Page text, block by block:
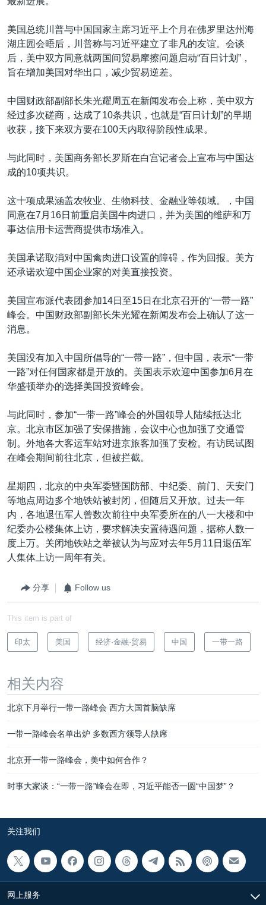
关注西藏
关注新疆
GEN Z 看美国
美国总统川普与中国国家主席习近平上个月在佛罗里达州海
湖庄园会晤后，川普称与习近平建立了非凡的友谊。会谈
后，美中双方同意就两国间贸易摩擦问题启动“百日计划”，
旨在增加美国对华出口，减少贸易逆差。
中国财政部副部长朱光耀周五在新闻发布会上称，美中双方
经过多次磋商，达成了10条共识，也就是“百日计划”的早期
收获，接下来双方要在100天内取得阶段性成果。
与此同时，美国商务部长罗斯在白宫记者会上宣布与中国达
成的10项共识。
这十项成果涵盖农牧业、生物科技、金融业等领域。，中国
同意在7月16日前重启美国牛肉进口，并为美国的维萨和万
事达信用卡运营商提供市场准入。
美国承诺取消对中国禽肉进口设置的障碍，作为回报。美方
还承诺欢迎中国企业家的对美直接投资。
美国宣布派代表团参加14日至15日在北京召开的“一带一路”
峰会。中国财政部副部长朱光耀在新闻发布会上确认了这一
消息。
美国没有加入中国所倡导的“一带一路”，但中国，表示“一带
一路”对任何国家都是开放的。美国表示欢迎中国参加6月在
华盛顿举办的选择美国投资峰会。
与此同时，参加“一带一路”峰会的外国领导人陆续抵达北
京。北京市区加强了安保措施，会议中心也加强了交通管
制。外地各大客运车站对进京旅客加强了安检。有访民试图
在峰会期间前往北京，但被拦截。
星期四，北京的中央军委暨国防部、中纪委、前门、天安门
等地点周边多个地铁站被封闭，但随后又开放。过去一年
内，各地退伍军人曾数次前往中央军委所在的八一大楼和中
纪委办公楼集体上访，要求解决安置待遇问题，据称人数一
度上万。关闭地铁站之举被认为与应对去年5月11日退伍军
人集体上访一周年有关。
分享 Follow us
This item is part of
印太 美国 经济·金融·贸易 中国 一带一路
相关内容
北京下月举行一带一路峰会 西方大国首脑缺席
一带一路峰会名单出炉 多数西方领导人缺席
北京开一带一路峰会，美中如何合作？
时事大家谈：“一带一路”峰会在即，习近平能否一圆“中国梦”？
关注我们
网上服务